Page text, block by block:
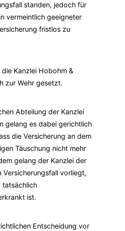
standen, jedoch für
vermeintlich geeigneter
fristlos zu
Kanzlei Hobohm &
zur Wehr gesetzt.
Abteilung der Kanzlei
gelang es dabei gerichtlich
die Versicherung an dem
Täuschung nicht mehr
gelang der Kanzlei der
Versicherungsfall vorliegt,
tatsächlich
ist.
Entscheidung vor